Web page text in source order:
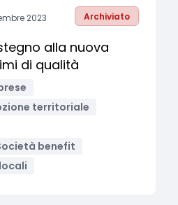
2023 Archiviato
alla nuova
di qualità
territoriale
benefit